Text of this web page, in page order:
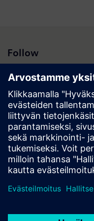
Follow
Hakutulokset | Yhtiö |
© Siemens 1996 – 2026
Corporate Information
Privacy Policy
Cookie Policy